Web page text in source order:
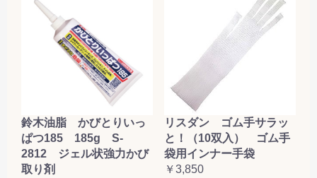
鈴木油脂 かびとりいっ
ぱつ185 185g S-
2812 ジェル状強力かび
取り剤
リスダン ゴム手サラッ
と！（10双入） ゴム手
袋用インナー手袋
￥3,850